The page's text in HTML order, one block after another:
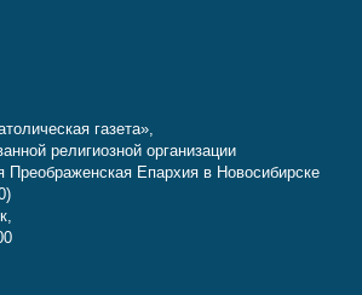
газета»,
религиозной организации
Преображенская Епархия в Новосибирске